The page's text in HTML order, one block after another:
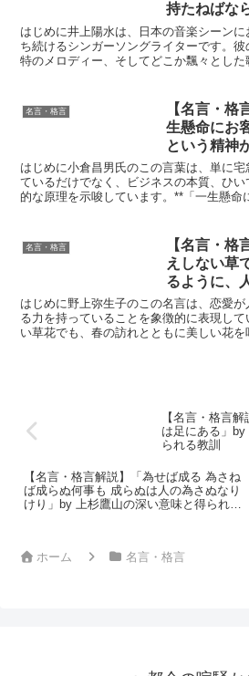
持たねばな
水の深い意
はじめに井上陽水は、日本の音楽シーン
ち続けるシンガーソングライターです。
特のメロディー、そしてどこか飄々とした
名言・格言
【名言・格
生懸命にお
という精神
おかげで過
たつと必ず
地ほど荷物
教訓
はじめに小倉昌男氏のこの言葉は、単に
ているだけでなく、ビジネスの本質、ひ
的な原理を示唆しています。**「一生懸命
名言・格言
【名言・格
えしない草
るように、
てそれ自身
野上弥生子
教訓
はじめに野上弥生子のこの名言は、恋愛が
る力を持っていることを象徴的に表現し
い草花でも、春の訪れとともに美しい花
【名言・格言
は足にある」
られる教訓
【名言・格言解説】「為せば成る 為さね
ば成らぬ何事も 成らぬは人の為さぬなり
けり」by 上杉鷹山の深い意味と得られる
ホーム 名言・格言